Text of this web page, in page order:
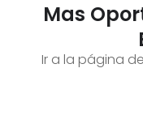
Mas
Ir a la página